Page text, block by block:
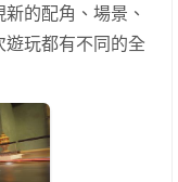
的配角、場景、
遊玩都有不同的全